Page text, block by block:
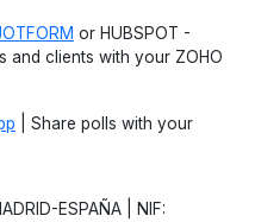
or HUBSPOT -
and clients with your ZOHO
| Share polls with your
ESPAÑA | NIF: